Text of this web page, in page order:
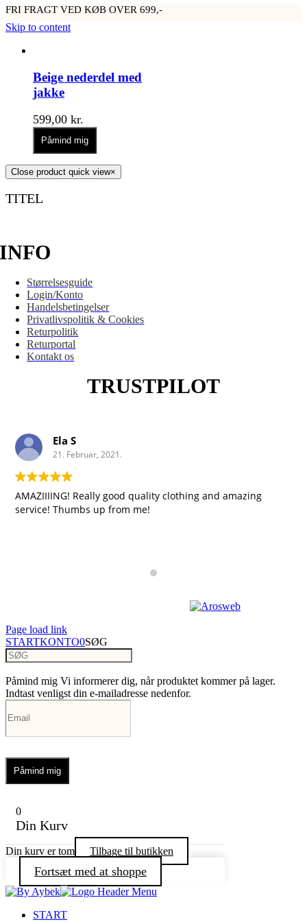
FRI FRAGT VED KØB OVER 699,-
Skip to content
Beige nederdel med
jakke
599,00 kr.
Påmind mig
Close product quick view×
TITEL
INFO
Størrelsesguide
Login/Konto
Handelsbetingelser
Privatlivspolitik & Cookies
Returpolitik
Returportal
Kontakt os
TRUSTPILOT
Ela S
21. Februar, 2021.
AMAZIIIING! Really good quality clothing and amazing
service! Thumbs up from me!
Page load link
STARTKONTO0SØG
Påmind mig Vi informerer dig, når produktet kommer på lager.
Indtast venligst din e-mailadresse nedenfor.
Påmind mig
0
Din Kurv
Din kurv er tom Tilbage til butikken
Fortsæt med at shoppe
START